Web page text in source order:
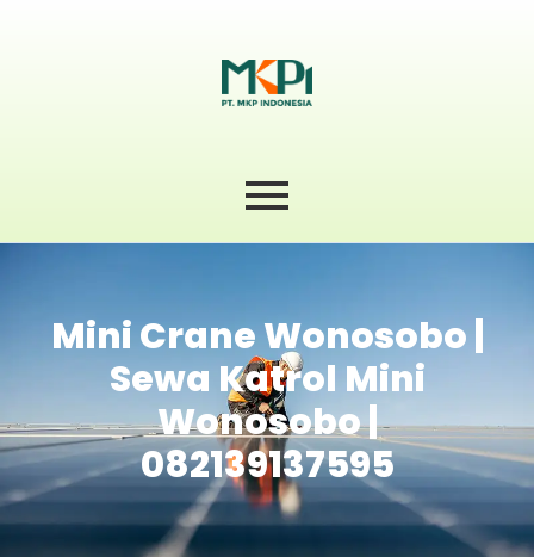
Mini Crane Wonosobo |
Sewa Katrol Mini
Wonosobo |
082139137595